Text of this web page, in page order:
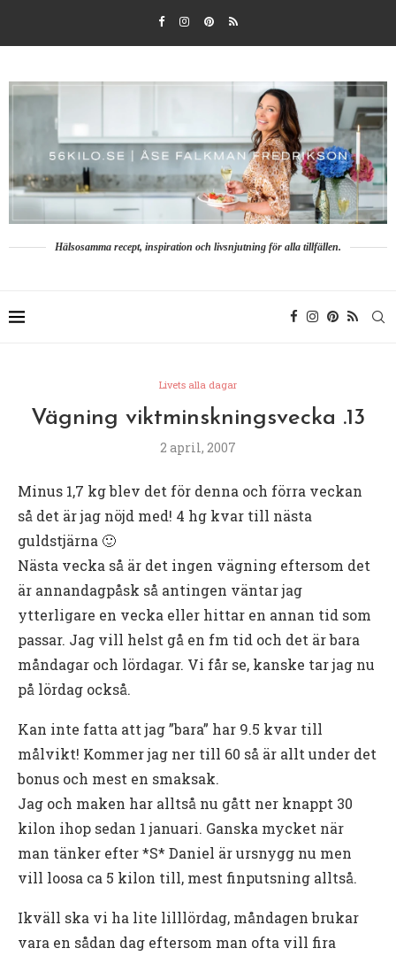
Hälsosamma recept, inspiration och livsnjutning för alla tillfällen.
Livets alla dagar
Vägning viktminskningsvecka .13
2 april, 2007
Minus 1,7 kg blev det för denna och förra veckan
så det är jag nöjd med! 4 hg kvar till nästa
guldstjärna 🙂
Nästa vecka så är det ingen vägning eftersom det
är annandagpåsk så antingen väntar jag
ytterligare en vecka eller hittar en annan tid som
passar. Jag vill helst gå en fm tid och det är bara
måndagar och lördagar. Vi får se, kanske tar jag nu
på lördag också.
Kan inte fatta att jag ”bara” har 9.5 kvar till
målvikt! Kommer jag ner till 60 så är allt under det
bonus och mest en smaksak.
Jag och maken har alltså nu gått ner knappt 30
kilon ihop sedan 1 januari. Ganska mycket när
man tänker efter *S* Daniel är ursnygg nu men
vill loosa ca 5 kilon till, mest finputsning alltså.
Ikväll ska vi ha lite lilllördag, måndagen brukar
vara en sådan dag eftersom man ofta vill fira